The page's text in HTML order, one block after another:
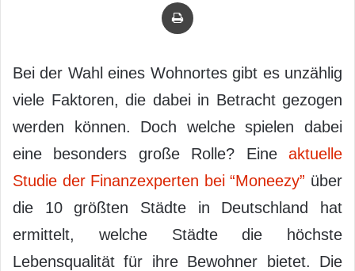
Bei der Wahl eines Wohnortes gibt es unzählig
viele Faktoren, die dabei in Betracht gezogen
werden können. Doch welche spielen dabei
eine besonders große Rolle? Eine aktuelle
Studie der Finanzexperten bei “Moneezy” über
die 10 größten Städte in Deutschland hat
ermittelt, welche Städte die höchste
Lebensqualität für ihre Bewohner bietet. Die